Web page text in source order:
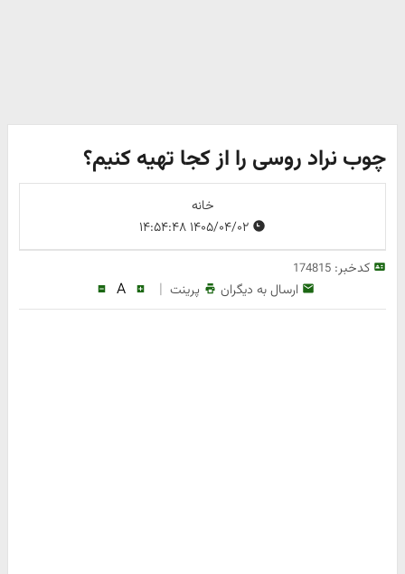
چوب نراد روسی را از کجا تهیه کنیم؟
خانه
کدخبر:174815
ارسال به دیگران پرینت |
A